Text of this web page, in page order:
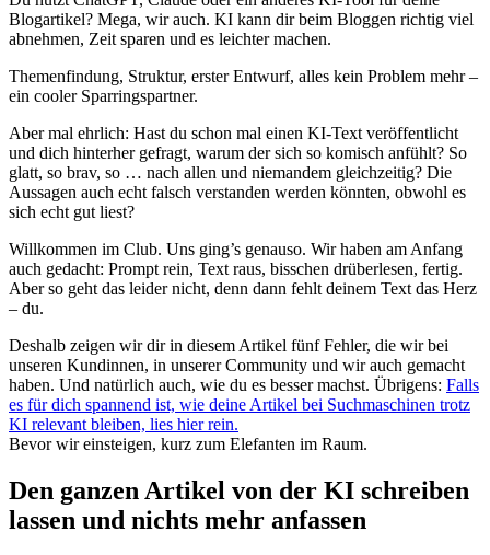
Blogartikel? Mega, wir auch. KI kann dir beim Bloggen richtig viel
abnehmen, Zeit sparen und es leichter machen.
Themenfindung, Struktur, erster Entwurf, alles kein Problem mehr –
ein cooler Sparringspartner.
Aber mal ehrlich: Hast du schon mal einen KI-Text veröffentlicht
und dich hinterher gefragt, warum der sich so komisch anfühlt? So
glatt, so brav, so … nach allen und niemandem gleichzeitig? Die
Aussagen auch echt falsch verstanden werden könnten, obwohl es
sich echt gut liest?
Willkommen im Club. Uns ging’s genauso. Wir haben am Anfang
auch gedacht: Prompt rein, Text raus, bisschen drüberlesen, fertig.
Aber so geht das leider nicht, denn dann fehlt deinem Text das Herz
– du.
Deshalb zeigen wir dir in diesem Artikel fünf Fehler, die wir bei
unseren Kundinnen, in unserer Community und wir auch gemacht
haben. Und natürlich auch, wie du es besser machst. Übrigens: Falls
es für dich spannend ist, wie deine Artikel bei Suchmaschinen trotz
KI relevant bleiben, lies hier rein.
Bevor wir einsteigen, kurz zum Elefanten im Raum.
Den ganzen Artikel von der KI schreiben
lassen und nichts mehr anfassen